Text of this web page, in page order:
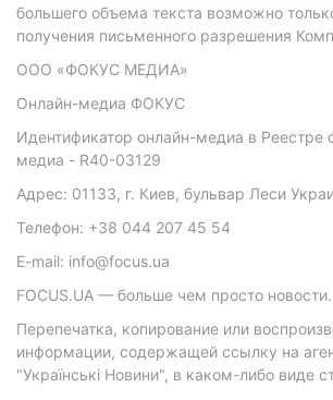
большего объема текста возможно
получения письменного разрешения
ООО «ФОКУС МЕДИА»
Онлайн-медиа ФОКУС
Идентификатор онлайн-медиа в Реестре
медиа - R40-03129
Адрес: 01133, г. Киев, бульвар Леси
Телефон: +38 044 207 45 54
E-mail: info@focus.ua
FOCUS.UA — больше чем просто новости.
Перепечатка, копирование или
информации, содержащей ссылку на
"Українські Новини", в каком-либо виде